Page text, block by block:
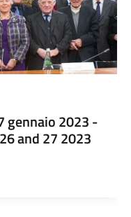
gennaio 2023 -
and 27 2023